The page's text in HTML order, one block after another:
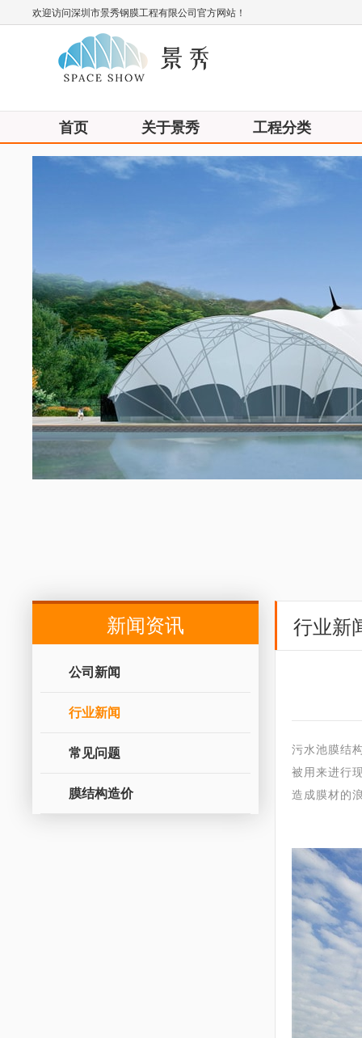
欢迎访问深圳市景秀钢膜工程有限公司官方网站！
首页 关于景秀 工程分类
新闻资讯
公司新闻
行业新闻
常见问题
膜结构造价
行业新
污水池膜结
被用来进行
造成膜材的